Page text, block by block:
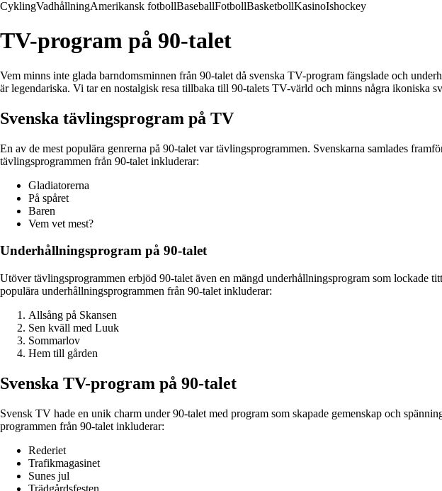
CyklingVadhållningAmerikansk fotbollBaseballFotbollBasketbollKasinoIshockey
TV-program på 90-talet
Vem minns inte glada barndomsminnen från 90-talet då svenska TV-program fängslade och
är legendariska. Vi tar en nostalgisk resa tillbaka till 90-talets TV-värld och minns några ikoniska
Svenska tävlingsprogram på TV
En av de mest populära genrerna på 90-talet var tävlingsprogrammen. Svenskarna samlades
tävlingsprogrammen från 90-talet inkluderar:
Gladiatorerna
På spåret
Baren
Vem vet mest?
Underhållningsprogram på 90-talet
Utöver tävlingsprogrammen erbjöd 90-talet även en mängd underhållningsprogram som lockade
populära underhållningsprogrammen från 90-talet inkluderar:
Allsång på Skansen
Sen kväll med Luuk
Sommarlov
Hem till gården
Svenska TV-program på 90-talet
Svensk TV hade en unik charm under 90-talet med program som skapade gemenskap och
programmen från 90-talet inkluderar:
Rederiet
Trafikmagasinet
Sunes jul
Trädgårdsfesten